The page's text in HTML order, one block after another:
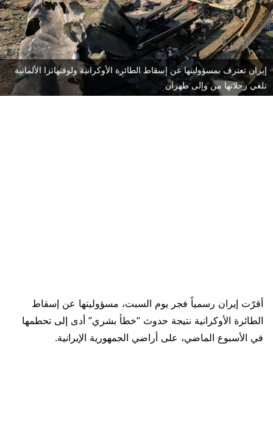
إيران تعترف بمسؤوليتها عن إسقاط الطائرة الأوكرانية ولوفتهانزا الألمانية
تلغي رحلاتها من وإلى طهران
أقرّت إيران رسمياً فجر يوم السبت، مسؤوليتها عن إسقاط
الطائرة الأوكرانية نتيجة حدوث ’’خطأ بشري” أدى إلى تحطمها
في الأسبوع الماضي، على أراضي الجمهورية الإيرانية.